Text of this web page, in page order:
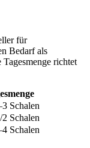
für
Bedarf als
richtet
Schalen
Schalen
Schalen